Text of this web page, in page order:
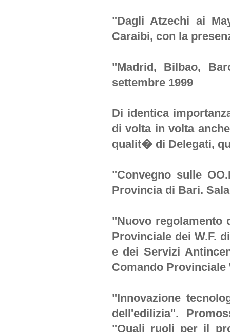
"Dagli Atzechi ai
Caraibi, con la
"Madrid, Bilbao,
settembre 1999
Di identica
di volta in volta
qualit� di Delegati,
"Convegno sulle
Provincia di Bari.
"Nuovo regolamento
Provinciale dei W.F.
e dei Servizi
Comando Provinciale
"Innovazione
dell'edilizia".
"Quali ruoli per il